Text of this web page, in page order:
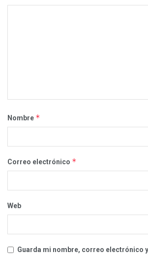
Nombre *
Correo electrónico *
Web
Guarda mi nombre, correo electrónico